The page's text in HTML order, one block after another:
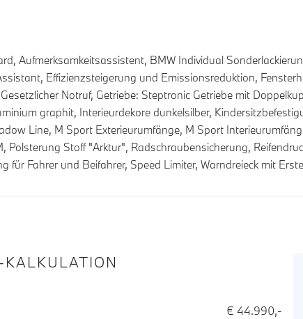
Aufmerksamkeitsassistent, BMW Individual
Effizienzsteigerung und Emissionsreduktion,
Notruf, Getriebe: Steptronic Getriebe mit
graphit, Interieurdekore dunkelsilber,
Line, M Sport Exterieurumfänge, M Sport
Polsterung Stoff "Arktur", Radschraubensicherung,
für Fahrer und Beifahrer, Speed Limiter, Warndreieck mit
€ 44.990,-